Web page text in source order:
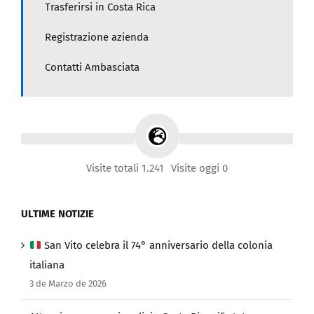
Trasferirsi in Costa Rica
Registrazione azienda
Contatti Ambasciata
Visite totali 1.241 Visite oggi 0
ULTIME NOTIZIE
San Vito celebra il 74° anniversario della colonia
italiana
3 de Marzo de 2026